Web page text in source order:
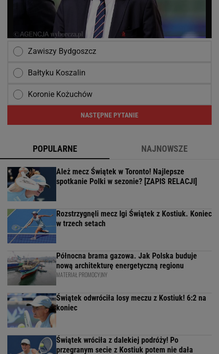
Zawiszy Bydgoszcz
Bałtyku Koszalin
Koronie Kożuchów
NASTĘPNE PYTANIE
POPULARNE NAJNOWSZE
Ależ mecz Świątek w Toronto! Najlepsze
spotkanie Polki w sezonie? [ZAPIS RELACJI]
Rozstrzygnęli mecz Igi Świątek z Kostiuk. Koniec
w trzech setach
Północna brama gazowa. Jak Polska buduje
nową architekturę energetyczną regionu
MATERIAŁ PROMOCYJNY
Świątek odwróciła losy meczu z Kostiuk! 6:2 na
koniec
Świątek wróciła z dalekiej podróży! Po
przegranym secie z Kostiuk potem nie dała